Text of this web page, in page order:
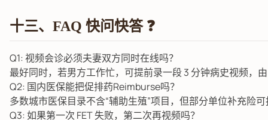
十三、FAQ 快问快答 ❓
Q1: 视频会诊必须夫妻双方同时在线吗？
最好同时，若男方工作忙，可提前录一段 3 分钟病史视频，
Q2: 国内医保能把促排药Reimburse吗？
多数城市医保目录不含“辅助生殖”项目，但部分单位补充险
Q3: 如果第一次 FET 失败，第二次再视频吗？